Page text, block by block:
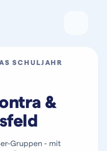
SCHULJAHR
&
Gruppen - mit